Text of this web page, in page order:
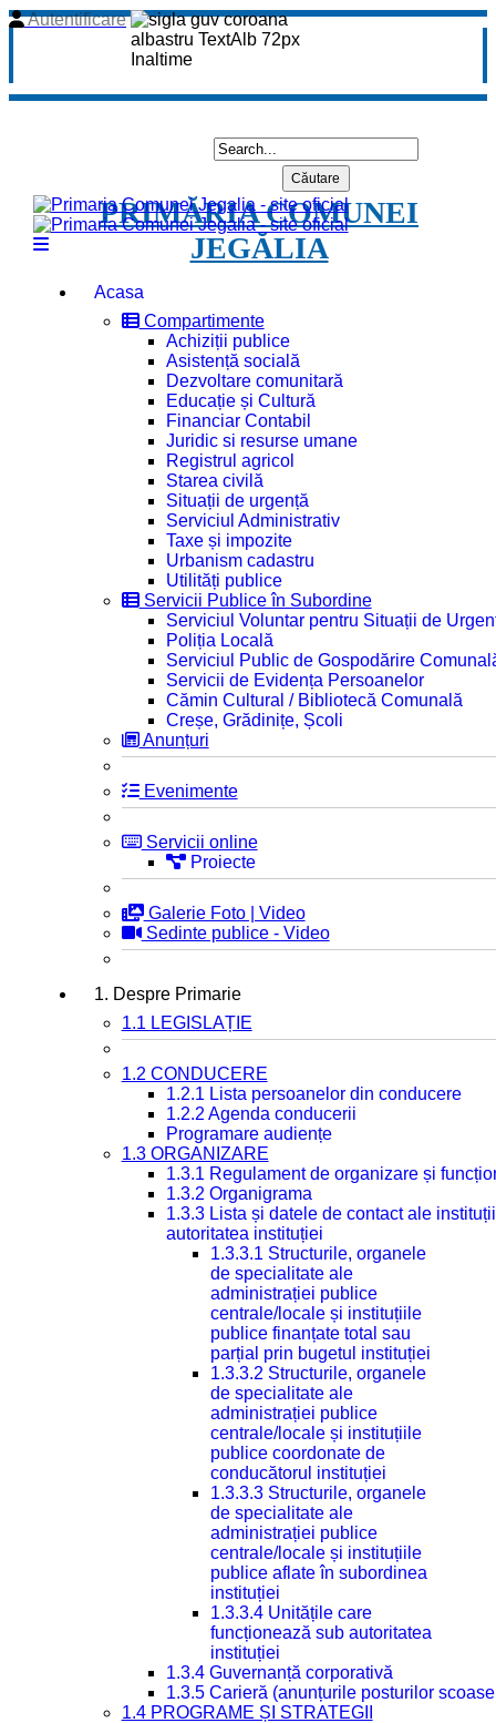
Autentificare
PRIMĂRIA COMUNEI
JEGĂLIA
Acasa
Compartimente
Achiziții publice
Asistență socială
Dezvoltare comunitară
Educație și Cultură
Financiar Contabil
Juridic si resurse umane
Registrul agricol
Starea civilă
Situații de urgență
Serviciul Administrativ
Taxe și impozite
Urbanism cadastru
Utilități publice
Servicii Publice în Subordine
Serviciul Voluntar pentru Situații de
Poliția Locală
Serviciul Public de Gospodărire
Servicii de Evidența Persoanelor
Cămin Cultural / Bibliotecă Comunală
Creșe, Grădinițe, Școli
Anunțuri
Evenimente
Servicii online
Proiecte
Galerie Foto | Video
Sedinte publice - Video
1. Despre Primarie
1.1 LEGISLAȚIE
1.2 CONDUCERE
1.2.1 Lista persoanelor din conducere
1.2.2 Agenda conducerii
Programare audiențe
1.3 ORGANIZARE
1.3.1 Regulament de organizare și
1.3.2 Organigrama
1.3.3 Lista și datele de contact ale
autoritatea instituției
1.3.3.1 Structurile, organele
de specialitate ale
administrației publice
centrale/locale și instituțiile
publice finanțate total sau
parțial prin bugetul instituției
1.3.3.2 Structurile, organele
de specialitate ale
administrației publice
centrale/locale și instituțiile
publice coordonate de
conducătorul instituției
1.3.3.3 Structurile, organele
de specialitate ale
administrației publice
centrale/locale și instituțiile
publice aflate în subordinea
instituției
1.3.3.4 Unitățile care
funcționează sub autoritatea
instituției
1.3.4 Guvernanță corporativă
1.3.5 Carieră (anunțurile posturilor
1.4 PROGRAME ȘI STRATEGII